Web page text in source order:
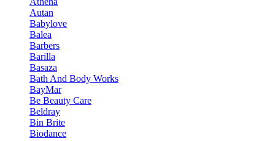
Autan
Babylove
Balea
Barbers
Barilla
Basaza
Bath And Body Works
BayMar
Be Beauty Care
Beldray
Bin Brite
Biodance